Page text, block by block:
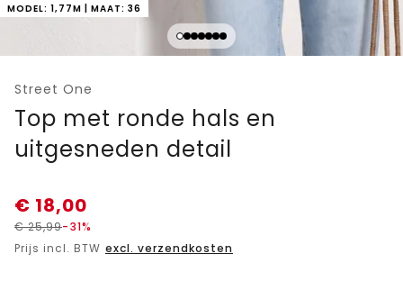
MODEL: 1,77M | MAAT: 36
Street One
Top met ronde hals en
uitgesneden detail
€ 18,00
€25,99-31%
Prijs incl. BTW excl. verzendkosten